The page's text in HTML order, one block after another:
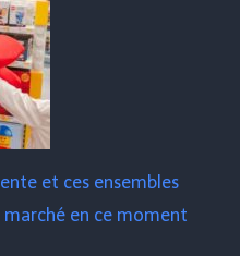
et ces ensembles
en ce moment